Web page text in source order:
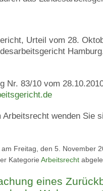
Urteil vom 28.
Nr. 83/10 vom
Arbeitsrecht wenden Sie
Freitag, den 5. November
Kategorie Arbeitsrecht
eines